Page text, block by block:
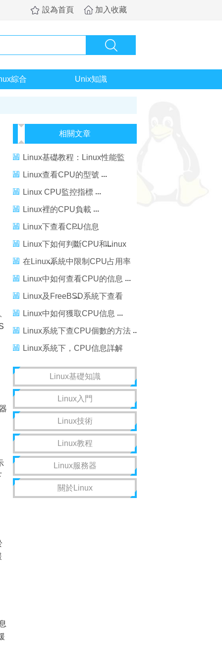
設為首頁 加入收藏
綜合 Unix知識
相關文章
Linux基礎教程：Linux性能監
控-CPU
Linux查看CPU的型號
Linux CPU監控指標
Linux裡的CPU負載
Linux下查看CPU信息
[/proc/cpuinfo]
Linux下如何判斷CPU和Linux
Kernel是32位還是64位
在Linux系統中限制CPU占用率
的教程
Linux中如何查看CPU的信息
Linux及FreeBSD系統下查看
CPU信息方法
Linux中如何獲取CPU信息
Linux系統下查CPU個數的方法
Linux系統下，CPU信息詳解
(cpuinfo，多核，多線程)
Linux基礎知識
Linux入門
Linux技術
Linux教程
Linux服務器
關於Linux